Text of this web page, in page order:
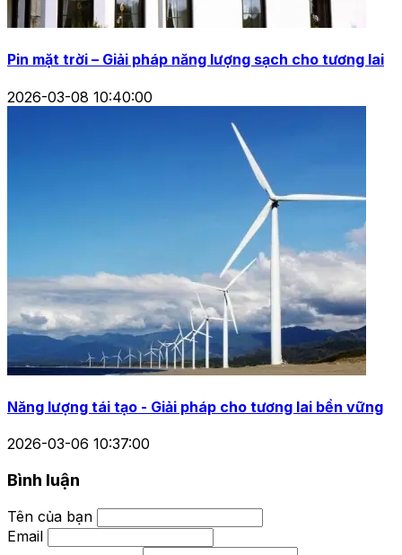
Pin mặt trời – Giải pháp năng lượng sạch cho tương lai
2026-03-08 10:40:00
Năng lượng tái tạo - Giải pháp cho tương lai bền vững
2026-03-06 10:37:00
Bình luận
Tên của bạn
Email